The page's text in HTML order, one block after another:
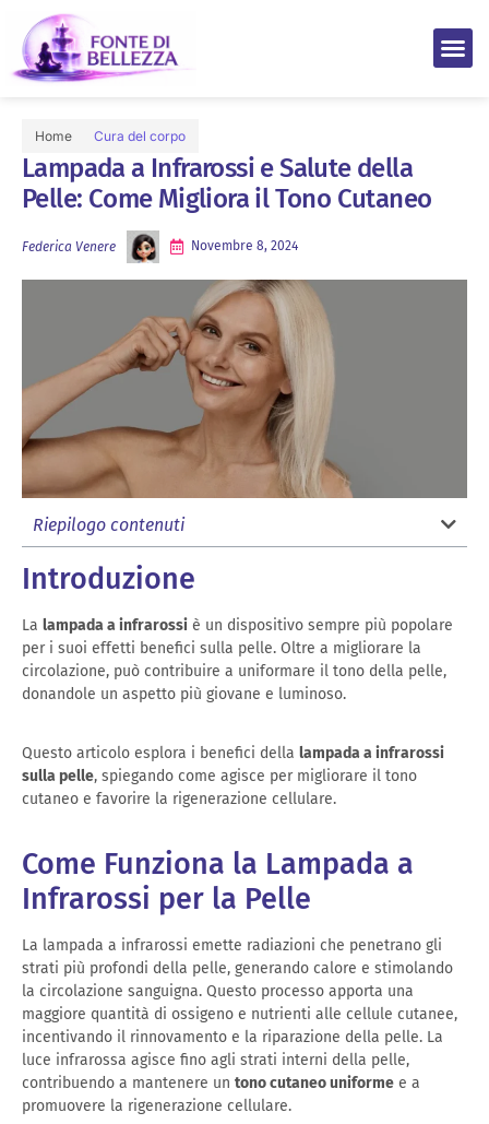
Home Cura del corpo
Lampada a Infrarossi e Salute della
Pelle: Come Migliora il Tono Cutaneo
Federica Venere Novembre 8, 2024
Riepilogo contenuti
Introduzione
La lampada a infrarossi è un dispositivo sempre più popolare
per i suoi effetti benefici sulla pelle. Oltre a migliorare la
circolazione, può contribuire a uniformare il tono della pelle,
donandole un aspetto più giovane e luminoso.
Questo articolo esplora i benefici della lampada a infrarossi
sulla pelle, spiegando come agisce per migliorare il tono
cutaneo e favorire la rigenerazione cellulare.
Come Funziona la Lampada a
Infrarossi per la Pelle
La lampada a infrarossi emette radiazioni che penetrano gli
strati più profondi della pelle, generando calore e stimolando
la circolazione sanguigna. Questo processo apporta una
maggiore quantità di ossigeno e nutrienti alle cellule cutanee,
incentivando il rinnovamento e la riparazione della pelle. La
luce infrarossa agisce fino agli strati interni della pelle,
contribuendo a mantenere un tono cutaneo uniforme e a
promuovere la rigenerazione cellulare.